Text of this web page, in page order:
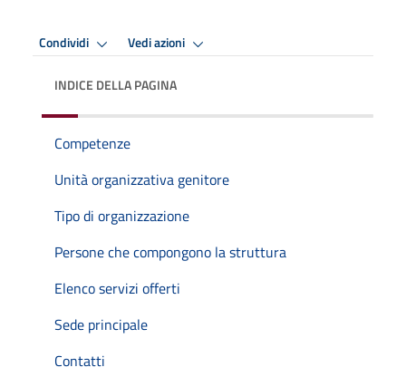
Condividi Vedi azioni
INDICE DELLA PAGINA
Competenze
Unità organizzativa genitore
Tipo di organizzazione
Persone che compongono la struttura
Elenco servizi offerti
Sede principale
Contatti